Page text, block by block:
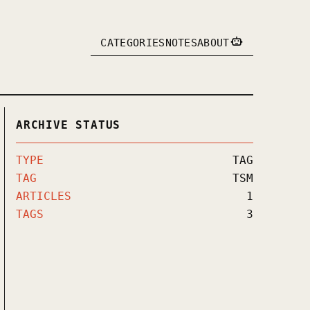
CATEGORIESNOTESABOUT
ARCHIVE STATUS
TYPE
TAG
TAG
TSM
ARTICLES
1
TAGS
3